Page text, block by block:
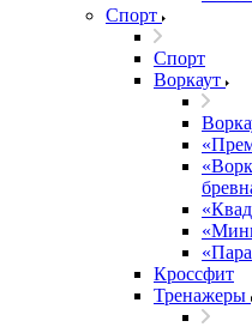
Спорт
Спорт
Воркаут
Кроссфит
Тренажеры